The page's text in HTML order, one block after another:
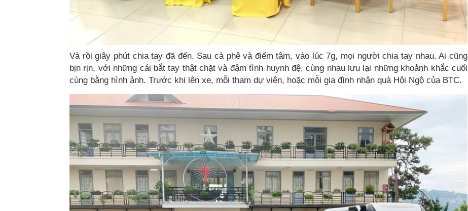
Và rồi giây phút chia tay đã đến. Sau cà phê và điểm tâm, vào lúc 7g, mọi người chia tay nhau. Ai cũng
bịn rịn, với những cái bắt tay thật chặt và đậm tình huynh đệ, cùng nhau lưu lại những khoảnh khắc cuối
cùng bằng hình ảnh. Trước khi lên xe, mỗi tham dự viên, hoặc mỗi gia đình nhận quà Hội Ngộ của BTC.